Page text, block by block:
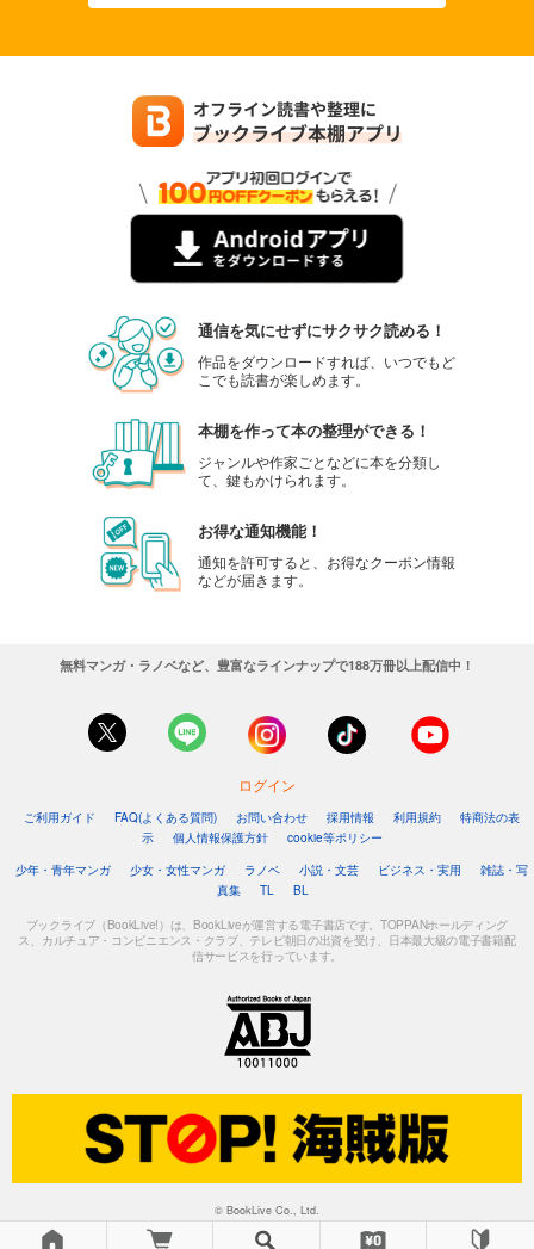
通信を気にせずにサクサク読める！
作品をダウンロードすれば、いつでもど
こでも読書が楽しめます。
本棚を作って本の整理ができる！
ジャンルや作家ごとなどに本を分類し
て、鍵もかけられます。
お得な通知機能！
通知を許可すると、お得なクーポン情報
などが届きます。
無料マンガ・ラノベなど、豊富なラインナップで188万冊以上配信中！
ログイン
ご利用ガイド FAQ(よくある質問) お問い合わせ 採用情報 利用規約
特商法の表
示
個人情報保護方針
cookie等ポリシー
少年・青年マンガ
少女・女性マンガ ラノベ 小説・文芸 ビジネス・実用
雑誌・写
真集
TL BL
ブックライブ（BookLive!）は、BookLiveが運営する電子書店です。TOPPANホールディング
ス、カルチュア・コンビニエンス・クラブ、テレビ朝日の出資を受け、日本最大級の電子書籍配
信サービスを行っています。
© BookLive Co., Ltd.